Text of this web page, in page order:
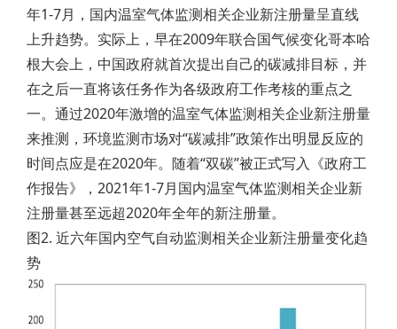
年1-7月，国内温室气体监测相关企业新注册量呈直线
上升趋势。实际上，早在2009年联合国气候变化哥本哈
根大会上，中国政府就首次提出自己的碳减排目标，并
在之后一直将该任务作为各级政府工作考核的重点之
一。通过2020年激增的温室气体监测相关企业新注册量
来推测，环境监测市场对“碳减排”政策作出明显反应的
时间点应是在2020年。随着“双碳”被正式写入《政府工
作报告》，2021年1-7月国内温室气体监测相关企业新
注册量甚至远超2020年全年的新注册量。
图2. 近六年国内空气自动监测相关企业新注册量变化趋
势